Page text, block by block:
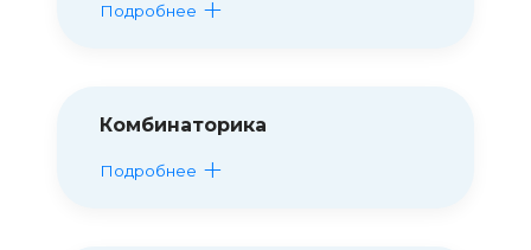
Подробнее
Комбинаторика
Подробнее